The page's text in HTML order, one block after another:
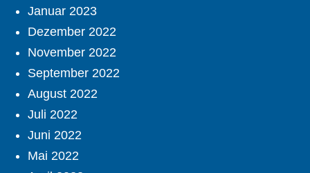
Januar 2023
Dezember 2022
November 2022
September 2022
August 2022
Juli 2022
Juni 2022
Mai 2022